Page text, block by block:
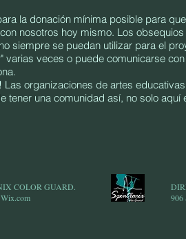
la donación mínima posible para
nosotros hoy mismo. Los
siempre se puedan utilizar para el
varias veces o puede comunicarse
Las organizaciones de artes
una comunidad así, no solo aquí
COLOR GUARD.
906